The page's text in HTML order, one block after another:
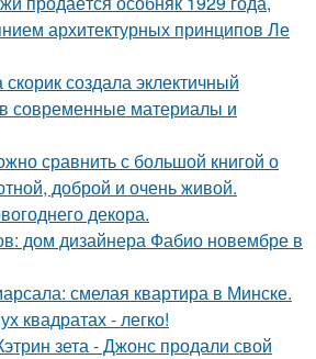
архитектурных принципов Ле
создала эклектичный
современные материалы и
сравнить с большой книгой о
доброй и очень живой.
декора.
дом дизайнера Фабио новембре в
смелая квартира в Минске.
квадратах - легко!
зета - Джонс продали свой